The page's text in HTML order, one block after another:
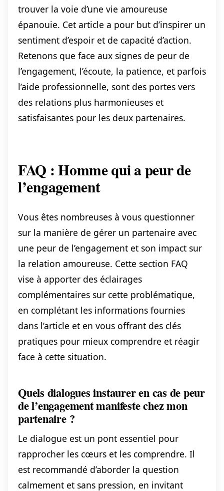
trouver la voie d’une vie amoureuse
épanouie. Cet article a pour but d’inspirer un
sentiment d’espoir et de capacité d’action.
Retenons que face aux signes de peur de
l’engagement, l’écoute, la patience, et parfois
l’aide professionnelle, sont des portes vers
des relations plus harmonieuses et
satisfaisantes pour les deux partenaires.
FAQ : Homme qui a peur de
l’engagement
Vous êtes nombreuses à vous questionner
sur la manière de gérer un partenaire avec
une peur de l’engagement et son impact sur
la relation amoureuse. Cette section FAQ
vise à apporter des éclairages
complémentaires sur cette problématique,
en complétant les informations fournies
dans l’article et en vous offrant des clés
pratiques pour mieux comprendre et réagir
face à cette situation.
Quels dialogues instaurer en cas de peur
de l’engagement manifeste chez mon
partenaire ?
Le dialogue est un pont essentiel pour
rapprocher les cœurs et les comprendre. Il
est recommandé d’aborder la question
calmement et sans pression, en invitant